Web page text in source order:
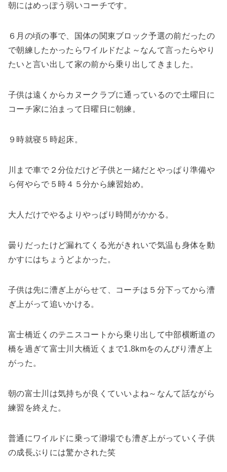
朝にはめっぽう弱いコーチです。
６月の頃の事で、国体の関東ブロック予選の前だったの
で朝練したかったらワイルドだよ～なんて言ったらやり
たいと言い出して家の前から乗り出してきました。
子供は遠くからカヌークラブに通っているので土曜日に
コーチ家に泊まって日曜日に朝練。
９時就寝５時起床。
川まで車で２分位だけど子供と一緒だとやっぱり準備や
ら何やらで５時４５分から練習始め。
大人だけでやるよりやっぱり時間がかかる。
曇りだったけど漏れてくる光がきれいで気温も身体を動
かすにはちょうどよかった。
子供は先に漕ぎ上がらせて、コーチは５分下ってから漕
ぎ上がって追いかける。
富士橋近くのテニスコートから乗り出して中部横断道の
橋を過ぎて富士川大橋近くまで1.8kmをのんびり漕ぎ上
がった。
朝の富士川は気持ちが良くていいよね～なんて話ながら
練習を終えた。
普通にワイルドに乗って瀞場でも漕ぎ上がっていく子供
の成長ぶりには驚かされた笑